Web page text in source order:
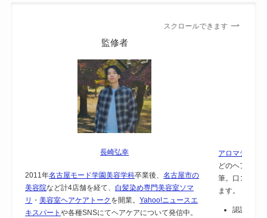
スクロールできます
監修者
長崎弘幸
2011年名古屋モード学園美容学科卒業後、名古屋市の
美容院など計4店舗を経て、白髪染め専門美容室ソマ
リ ・美容室ヘアケアトーク を開業。Yahoo!ニュースエ
キスパートや各種SNSにてヘアケアについて発信中。
アロマテラピ
どのヘアケア
筆。口コミで
ます。
認証：